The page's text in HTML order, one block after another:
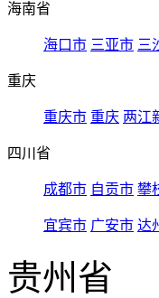
海南省
海口市 三亚市 三
重庆
重庆市 重庆 两江
四川省
成都市 自贡市 攀
宜宾市 广安市 达
贵州省